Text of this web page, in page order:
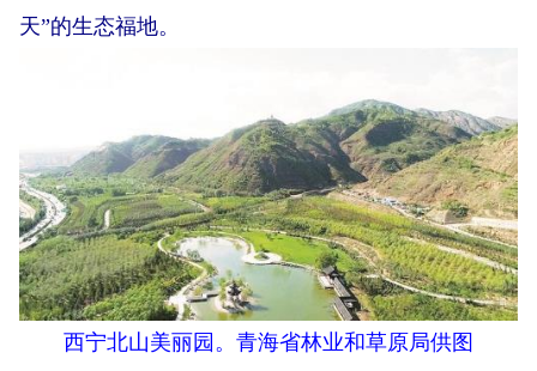
天”的生态福地。
西宁北山美丽园。青海省林业和草原局供图